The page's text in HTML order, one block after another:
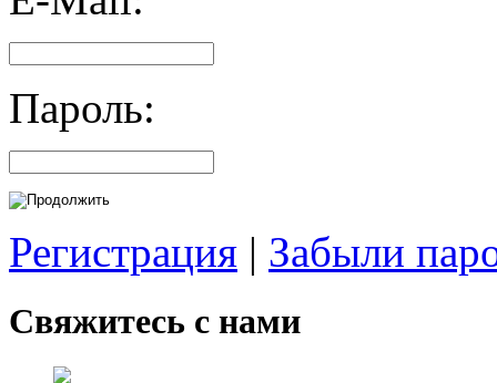
Пароль:
Регистрация | Забыли
Свяжитесь с нами